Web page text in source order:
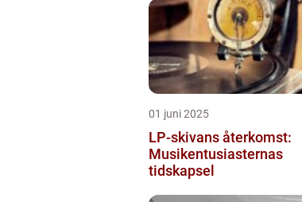
01 juni 2025
LP-skivans återkomst:
Musikentusiasternas
tidskapsel